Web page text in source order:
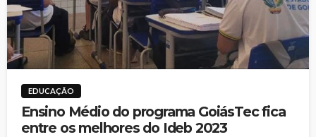
EDUCAÇÃO
Ensino Médio do programa GoiásTec fica
entre os melhores do Ideb 2023